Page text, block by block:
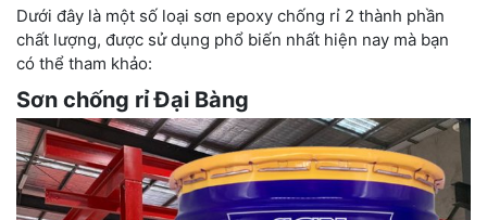
Dưới đây là một số loại sơn epoxy chống rỉ 2 thành phần
chất lượng, được sử dụng phổ biến nhất hiện nay mà bạn
có thể tham khảo:
Sơn chống rỉ Đại Bàng